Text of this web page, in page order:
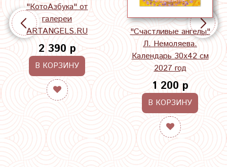
"КотоАзбука" от
галереи
ARTANGELS.RU
2 390 р
В КОРЗИНУ
"Счастливые ангелы"
Л. Немоляева.
Календарь 30х42 см
2027 год
1 200 р
В КОРЗИНУ